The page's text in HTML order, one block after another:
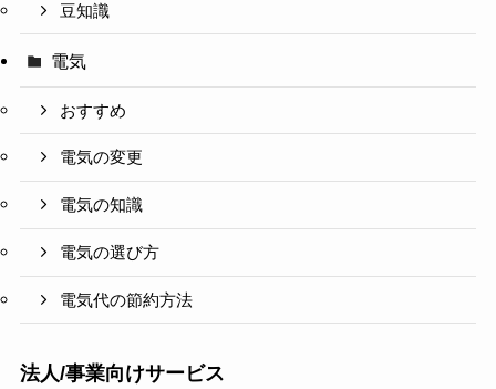
豆知識
電気
おすすめ
電気の変更
電気の知識
電気の選び方
電気代の節約方法
法人/事業向けサービス